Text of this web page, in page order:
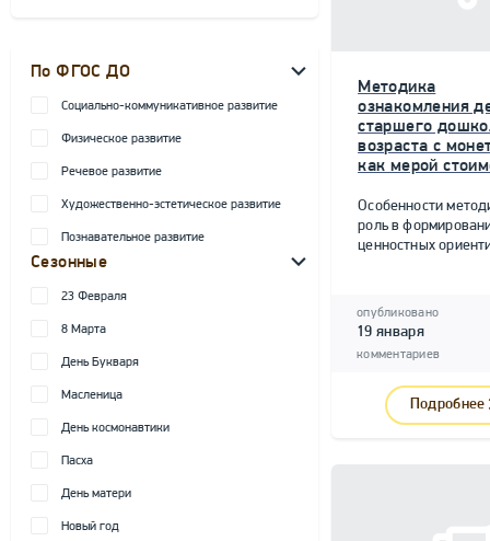
По ФГОС ДО
Социально-коммуникативное развитие
Физическое развитие
Речевое развитие
Художественно-эстетическое развитие
Познавательное развитие
Сезонные
23 Февраля
8 Марта
День Букваря
Масленица
День космонавтики
Пасха
День матери
Новый год
Методика
ознакомления
старшего
возраста с
как мерой
Особенности
роль в
ценностных
опубликовано
19 января
комментариев
Подробнее